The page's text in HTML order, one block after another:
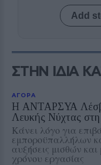
Add
ΣΤΗΝ ΙΔΙΑ
ΑΓΟΡΑ
Η ΑΝΤΑΡΣΥΑ
Λευκής Νύχτας
Κάνει λόγο για
εμποροϋπαλλήλων
αυξήσεις μισθών
χρόνου εργασίας